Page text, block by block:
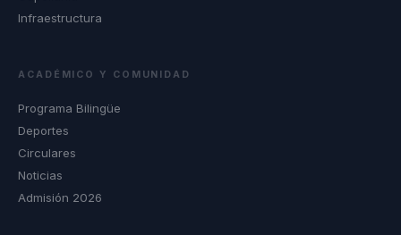
Infraestructura
ACADÉMICO Y COMUNIDAD
Programa Bilingüe
Deportes
Circulares
Noticias
Admisión 2026